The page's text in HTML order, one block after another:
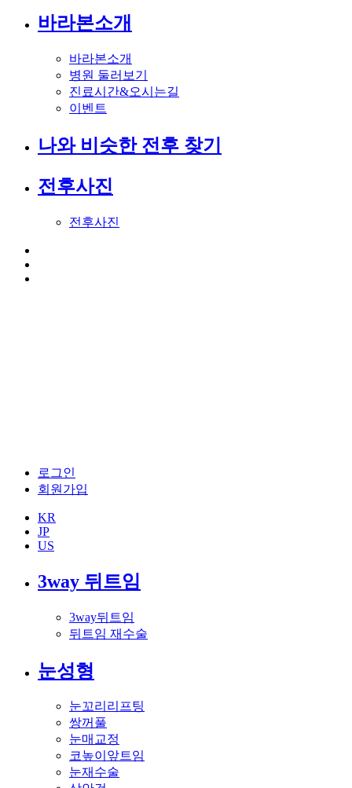
바라본소개
바라본소개
병원 둘러보기
진료시간&오시는길
이벤트
나와 비슷한 전후 찾기
전후사진
전후사진
로그인
회원가입
KR
JP
US
3way 뒤트임
3way뒤트임
뒤트임 재수술
눈성형
눈꼬리리프팅
쌍꺼풀
눈매교정
코높이앞트임
눈재수술